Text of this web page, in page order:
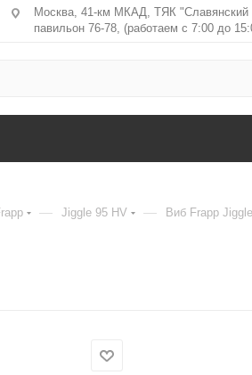
Москва, 41-км МКАД, ТЯК
павильон 76-78, (работаем с 7:00 до
— Jiggle 95 HV — Виб Frapp